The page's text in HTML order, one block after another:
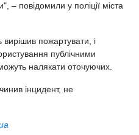
– повідомили у поліції міста
вирішив пожартувати, і
публічними
налякати оточуючих.
інцидент, не